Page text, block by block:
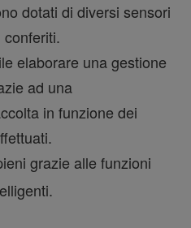
dotati di diversi sensori
elaborare una gestione
ad una
in funzione dei
grazie alle funzioni